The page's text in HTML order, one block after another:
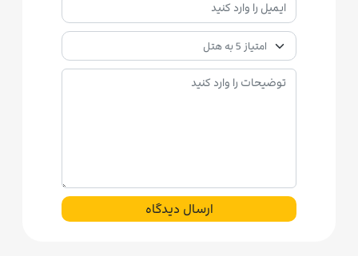
ارسال دیدگاه